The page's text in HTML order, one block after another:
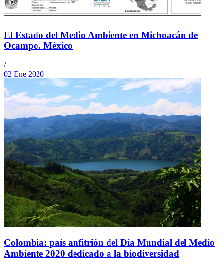
El Estado del Medio Ambiente en Michoacán de
Ocampo. México
/
02 Ene 2020
Colombia: país anfitrión del Día Mundial del Medio
Ambiente 2020 dedicado a la biodiversidad